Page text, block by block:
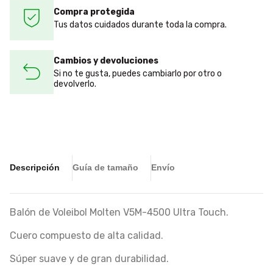
Compra protegida
Tus datos cuidados durante toda la compra.
Cambios y devoluciones
Si no te gusta, puedes cambiarlo por otro o
devolverlo.
Descripción Guía de tamaño Envío
Balón de Voleibol Molten V5M-4500 Ultra Touch.
Cuero compuesto de alta calidad.
Súper suave y de gran durabilidad.